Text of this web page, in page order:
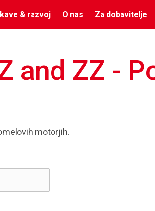
& razvoj O nas Za dobavitelje
and ZZ -
motorjih.